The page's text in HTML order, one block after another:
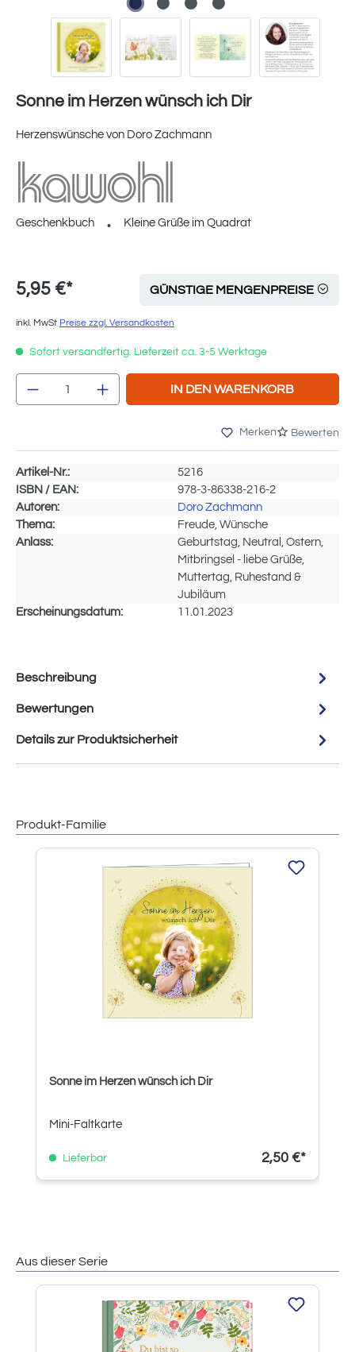
Sonne im Herzen wünsch ich Dir
Herzenswünsche von Doro Zachmann
Geschenkbuch Kleine Grüße im Quadrat
5,95 €* GÜNSTIGE MENGENPREISE
inkl. MwSt Preise zzgl. Versandkosten
Sofort versandfertig. Lieferzeit ca. 3-5 Werktage
Produkt Anzahl: Gib den gewünschten
IN DEN WARENKORB
Merken Bewerten
Artikel-Nr.:
5216
ISBN / EAN:
978-3-86338-216-2
Autoren:
Doro Zachmann
Thema:
Freude, Wünsche
Anlass:
Geburtstag, Neutral, Ostern,
Mitbringsel - liebe Grüße,
Muttertag, Ruhestand &
Jubiläum
Erscheinungsdatum:
11.01.2023
Beschreibung
Bewertungen
Details zur Produktsicherheit
Produkt-Familie
Produktgalerie überspringen
Sonne im Herzen wünsch ich Dir
Mini-Faltkarte
Lieferbar 2,50 €*
Aus dieser Serie
Produktgalerie überspringen